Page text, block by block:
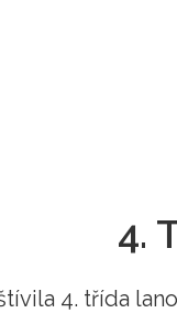
4.
4. třída